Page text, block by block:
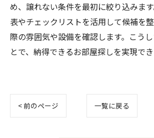
め、譲れない条件を最初に絞り込みま
表やチェックリストを活用して候補を
際の雰囲気や設備を確認します。こう
とで、納得できるお部屋探しを実現でき
< 前のページ 一覧に戻る